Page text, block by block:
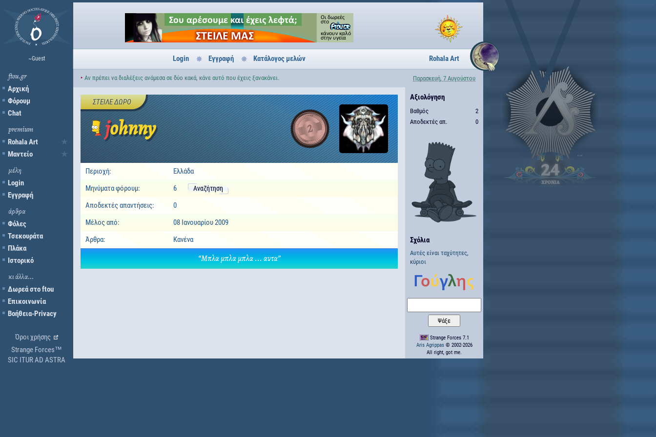
~Guest
ftou.gr
Αρχική
Φόρουμ
Chat
premium
Rohala Art
Μαντείο
μέλη
Login
Εγγραφή
άρθρα
Φόλες
Τσεκουράτα
Πλάκα
Ιστορικό
κι άλλα...
Δωρεά στο ftou
Επικοινωνία
Βοήθεια-Privacy
Όροι χρήσης
Strange Forces™
SIC ITUR AD ASTRA
Login Εγγραφή Κατάλογος μελών Rohala Art
‣ Αν πρέπει να διαλέξεις ανάμεσα σε δύο κακά, κάνε αυτό που έχεις ξανακάνει. Παρασκευή, 7 Αυγούστου
johnny 2
ΣΤΕΊΛΕ ΔΏΡΟ
Περιοχή:
Ελλάδα
Μηνύματα φόρουμ:
6 Αναζήτηση
Αποδεκτές απαντήσεις:
0
Μέλος από:
08 Ιανουαρίου 2009
Άρθρα:
Κανένα
“Μπλα μπλα μπλα ... αυτα”
Αξιολόγηση
Βαθμός
2
Αποδεκτές απ.
0
Σχόλια
Αυτές είναι ταχύτητες,
κύριοι
Strange Forces 7.1
Aris Agrippas© 2002-2026
All right, got me.
24
ΧΡΟΝΙΑ